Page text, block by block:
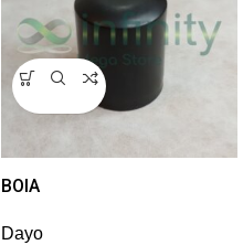
BOIA
Dayo